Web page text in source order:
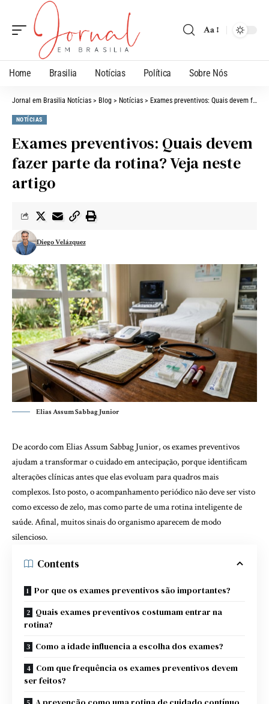
Aa
Home Brasilia Notícias Política Sobre Nós
Jornal em Brasilia Notícias > Blog > Notícias > Exames preventivos: Quais devem fazer parte da rotina? Veja neste artigo
NOTÍCIAS
Exames preventivos: Quais devem
fazer parte da rotina? Veja neste
artigo
Diego Velázquez
Elias Assum Sabbag Junior
De acordo com Elias Assum Sabbag Junior, os exames preventivos
ajudam a transformar o cuidado em antecipação, porque identificam
alterações clínicas antes que elas evoluam para quadros mais
complexos. Isto posto, o acompanhamento periódico não deve ser visto
como excesso de zelo, mas como parte de uma rotina inteligente de
saúde. Afinal, muitos sinais do organismo aparecem de modo
silencioso.
Contents
Por que os exames preventivos são importantes?
Quais exames preventivos costumam entrar na
rotina?
Como a idade influencia a escolha dos exames?
Com que frequência os exames preventivos devem
ser feitos?